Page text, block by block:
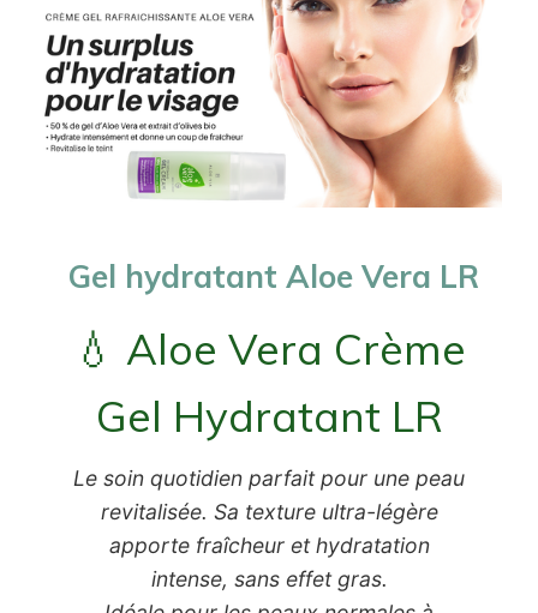
Gel hydratant Aloe Vera LR
💧 Aloe Vera Crème
Gel Hydratant LR
Le soin quotidien parfait pour une peau
revitalisée. Sa texture ultra-légère
apporte fraîcheur et hydratation
intense, sans effet gras.